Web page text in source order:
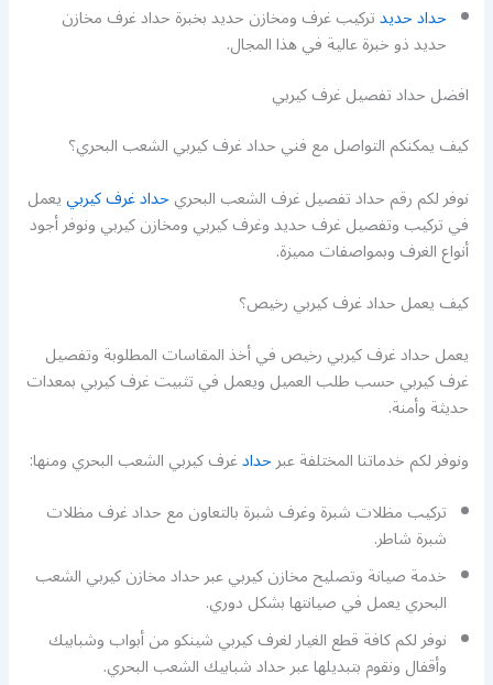
حداد حديدتركيب غرف ومخازن حديد بخبرة حداد غرف مخازن
حديد ذو خبرة عالية في هذا المجال.
افضل حداد تفصيل غرف كيربي
كيف يمكنكم التواصل مع فني حداد غرف كيربي الشعب البحري؟
نوفر لكم رقم حداد تفصيل غرف الشعب البحريحداد غرف كيربييعمل
في تركيب وتفصيل غرف حديد وغرف كيربي ومخازن كيربي ونوفر أجود
أنواع الغرف وبمواصفات مميزة.
كيف يعمل حداد غرف كيربي رخيص؟
يعمل حداد غرف كيربي رخيص في أخذ المقاسات المطلوبة وتفصيل
غرف كيربي حسب طلب العميل ويعمل في تثبيت غرف كيربي بمعدات
حديثة وأمنة.
ونوفر لكم خدماتنا المختلفة عبرحدادغرف كيربي الشعب البحري ومنها:
تركيب مظلات شبرة وغرف شبرة بالتعاون مع حداد غرف مظلات
شبرة شاطر.
خدمة صيانة وتصليح مخازن كيربي عبر حداد مخازن كيربي الشعب
البحري يعمل في صيانتها بشكل دوري.
نوفر لكم كافة قطع الغيار لغرف كيربي شينكو من أبواب وشبابيك
وأقفال ونقوم بتبديلها عبر حداد شبابيك الشعب البحري.